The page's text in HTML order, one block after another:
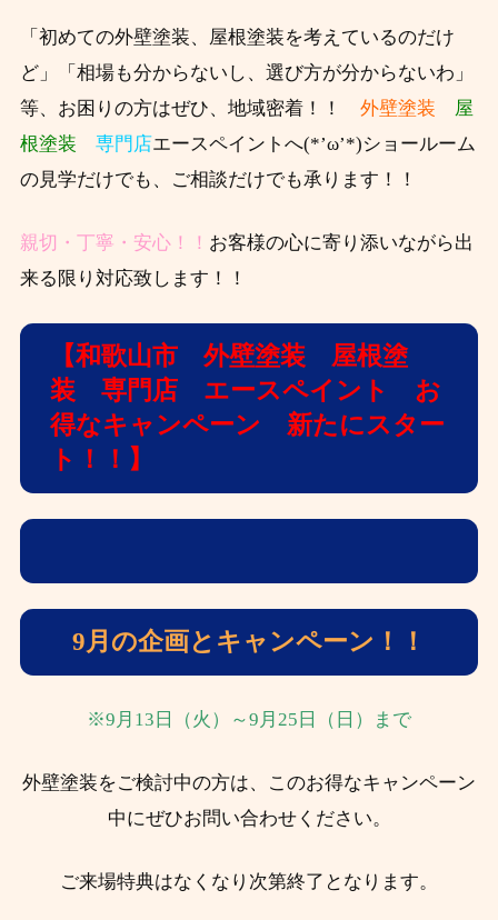
「初めての外壁塗装、屋根塗装を考えているのだけ
ど」「相場も分からないし、選び方が分からないわ」
等、お困りの方はぜひ、 地域密着！！ 外壁塗装
屋
根塗装
専門店エースペイントへ(*’ω’*)ショールーム
の見学だけでも、ご相談だけでも承ります！！
親切・丁寧・安心！！ お客様の心に寄り添いながら出
来る限り対応致します！！
【和歌山市 外壁塗装 屋根塗
装 専門店 エースペイント お
得なキャンペーン 新たにスター
ト！！】
9月の企画とキャンペーン！！
※9月13日（火）～9月25日（日）まで
外壁塗装をご検討中の方は、このお得なキャンペーン
中にぜひお問い合わせください。
ご来場特典はなくなり次第終了となります。